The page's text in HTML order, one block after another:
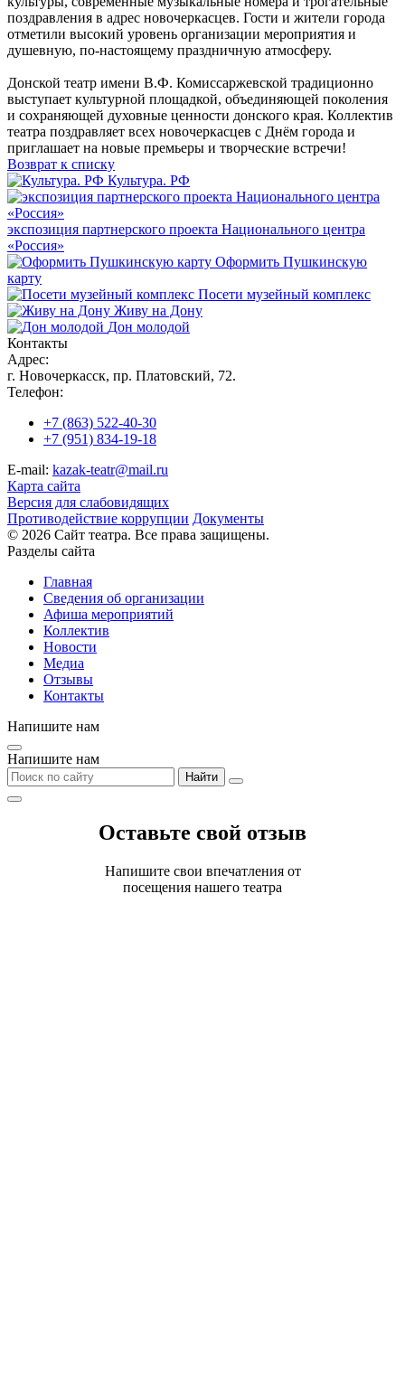
поздравления в адрес новочеркасцев. Гости и жители города
отметили высокий уровень организации мероприятия и
душевную, по-настоящему праздничную атмосферу.
Донской театр имени В.Ф. Комиссаржевской традиционно
выступает культурной площадкой, объединяющей поколения
и сохраняющей духовные ценности донского края. Коллектив
театра поздравляет всех новочеркасцев с Днём города и
приглашает на новые премьеры и творческие встречи!
Возврат к списку
Культура. РФ
экспозиция партнерского проекта Национального центра
«Россия»
Оформить Пушкинскую
карту
Посети музейный комплекс
Живу на Дону
Дон молодой
Контакты
Адрес:
г. Новочеркасск, пр. Платовский, 72.
Телефон:
+7 (863) 522-40-30
+7 (951) 834-19-18
E-mail: kazak-teatr@mail.ru
Карта сайта
Версия для слабовидящих
Противодействие коррупции Документы
© 2026 Сайт театра. Все права защищены.
Разделы сайта
Главная
Сведения об организации
Афиша мероприятий
Коллектив
Новости
Медиа
Отзывы
Контакты
Напишите нам
Напишите нам
Найти
Оставьте свой отзыв
Напишите свои впечатления от
посещения нашего театра